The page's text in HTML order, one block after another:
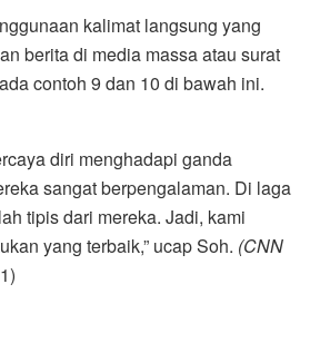
kalimat langsung yang
berita di media massa atau surat
contoh 9 dan 10 di bawah ini.
diri menghadapi ganda
sangat berpengalaman. Di laga
tipis dari mereka. Jadi, kami
yang terbaik,” ucap Soh. (CNN